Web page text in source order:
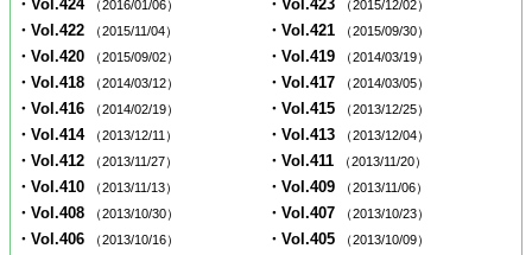
・Vol.424 （2016/01/06） ・Vol.423 （2015/12/02）
・Vol.422 （2015/11/04） ・Vol.421 （2015/09/30）
・Vol.420 （2015/09/02） ・Vol.419 （2014/03/19）
・Vol.418 （2014/03/12） ・Vol.417 （2014/03/05）
・Vol.416 （2014/02/19） ・Vol.415 （2013/12/25）
・Vol.414 （2013/12/11） ・Vol.413 （2013/12/04）
・Vol.412 （2013/11/27） ・Vol.411 （2013/11/20）
・Vol.410 （2013/11/13） ・Vol.409 （2013/11/06）
・Vol.408 （2013/10/30） ・Vol.407 （2013/10/23）
・Vol.406 （2013/10/16） ・Vol.405 （2013/10/09）